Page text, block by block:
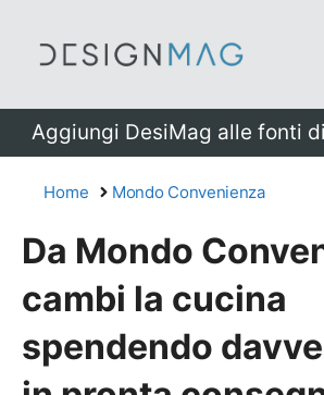
Aggiungi DesiMag alle fonti
Home Mondo Convenienza
Da Mondo
cambi la cucina
spendendo